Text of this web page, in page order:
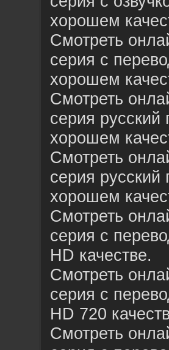
хорошем
Смотреть
серия с
хорошем
Смотреть
серия русский
хорошем
Смотреть
серия русский
хорошем
Смотреть
серия с
HD качестве.
Смотреть
серия с
HD 720
Смотреть